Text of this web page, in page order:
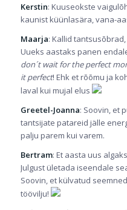
Kerstin: Kuuseokste
kaunist küünlasära, vana-
Maarja: Kallid
Uueks aastaks panen
don´t wait for the perfect
it perfect! Ehk et rõõmu ja
laval kui mujal elus
Greetel-Joanna: Soovin, et
tantsijate patareid jälle
palju parem kui varem.
Bertram: Et aasta uus
Julgust ületada iseendale
Soovin, et külvatud
töövilju!